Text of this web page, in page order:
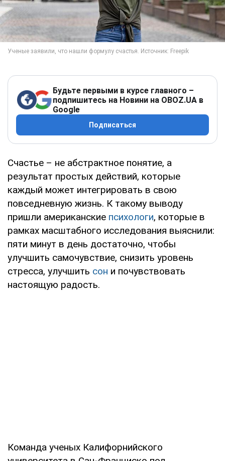
Будьте первыми в курсе главного –
подпишитесь на Новини на OBOZ.UA в
Google
Подписаться
Счастье – не абстрактное понятие, а
результат простых действий, которые
каждый может интегрировать в свою
повседневную жизнь. К такому выводу
пришли американские психологи, которые в
рамках масштабного исследования выяснили:
пяти минут в день достаточно, чтобы
улучшить самочувствие, снизить уровень
стресса, улучшить сон и почувствовать
настоящую радость.
Команда ученых Калифорнийского